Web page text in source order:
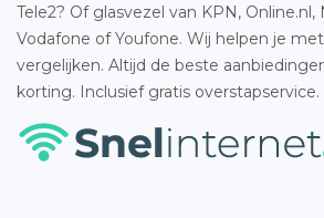
Tele2? Of glasvezel van KPN, Online.nl,
Vodafone of Youfone. Wij helpen je
vergelijken. Altijd de beste
korting. Inclusief gratis overstapservice.